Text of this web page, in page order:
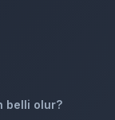
belli olur?